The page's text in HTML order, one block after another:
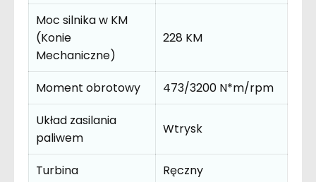
Moc silnika w KM
(Konie
Mechaniczne)
228 KM
Moment obrotowy
473/3200 N*m/rpm
Układ zasilania
paliwem
Wtrysk
Turbina
Ręczny